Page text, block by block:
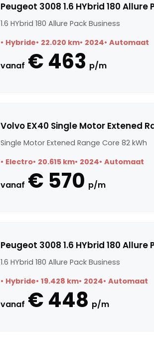
Peugeot 3008 1.6 HYbrid 180 Allure
1.6 HYbrid 180 Allure Pack Business
Hybride 22.020 km 2024 Automaat
vanaf € 463 p/m
Volvo EX40 Single Motor Extened
Single Motor Extened Range Core 82 kWh
Electro 20.615 km 2024 Automaat
vanaf € 570 p/m
Peugeot 3008 1.6 HYbrid 180 Allure
1.6 HYbrid 180 Allure Pack Business
Hybride 19.428 km 2024 Automaat
vanaf € 448 p/m